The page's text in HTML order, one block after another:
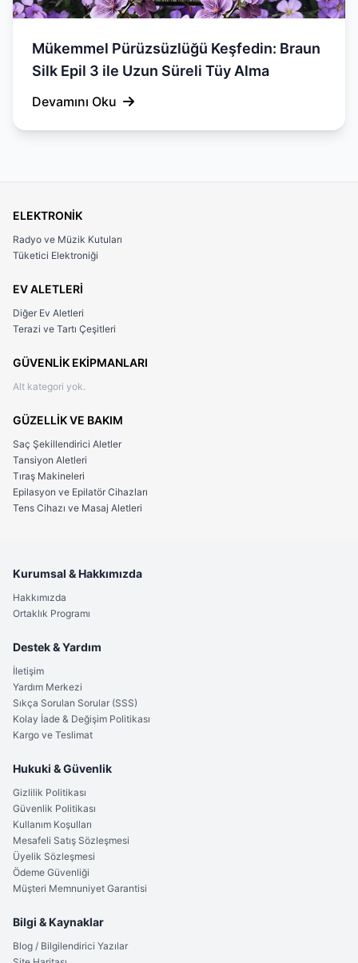
Mükemmel Pürüzsüzlüğü Keşfedin: Braun
Silk Epil 3 ile Uzun Süreli Tüy Alma
Devamını Oku
ELEKTRONİK
Radyo ve Müzik Kutuları
Tüketici Elektroniği
EV ALETLERİ
Diğer Ev Aletleri
Terazi ve Tartı Çeşitleri
GÜVENLİK EKİPMANLARI
Alt kategori yok.
GÜZELLİK VE BAKIM
Saç Şekillendirici Aletler
Tansiyon Aletleri
Tıraş Makineleri
Epilasyon ve Epilatör Cihazları
Tens Cihazı ve Masaj Aletleri
Kurumsal & Hakkımızda
Hakkımızda
Ortaklık Programı
Destek & Yardım
İletişim
Yardım Merkezi
Sıkça Sorulan Sorular (SSS)
Kolay İade & Değişim Politikası
Kargo ve Teslimat
Hukuki & Güvenlik
Gizlilik Politikası
Güvenlik Politikası
Kullanım Koşulları
Mesafeli Satış Sözleşmesi
Üyelik Sözleşmesi
Ödeme Güvenliği
Müşteri Memnuniyet Garantisi
Bilgi & Kaynaklar
Blog / Bilgilendirici Yazılar